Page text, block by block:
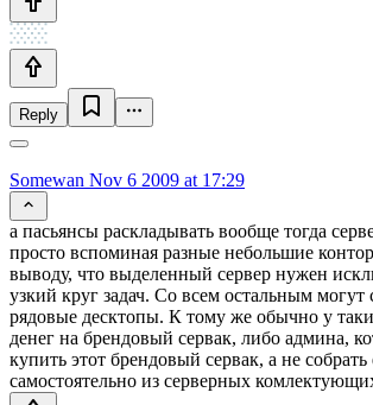
Reply
Somewan Nov 6 2009 at 17:29
а пасьянсы раскладывать вообще тогда
просто вспоминая разные небольшие
выводу, что выделенный сервер нужен
узкий круг задач. Со всем остальным могут
рядовые десктопы. К тому же обычно у
денег на брендовый сервак, либо админа,
купить этот брендовый сервак, а не собрать
самостоятельно из серверных